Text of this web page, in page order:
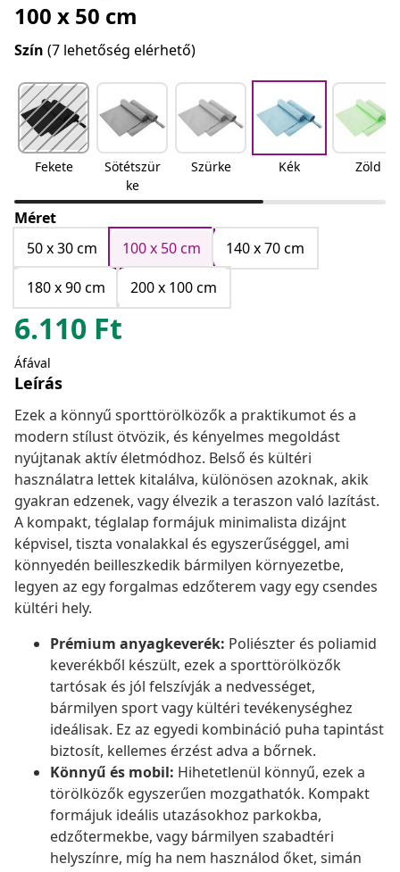
100 x 50 cm
Szín (7 lehetőség elérhető)
Fekete
Sötétszür
ke
Szürke Kék Zöld
Méret
50 x 30 cm
100 x 50 cm
140 x 70 cm
180 x 90 cm
200 x 100 cm
6.110 Ft
Áfával
Leírás
Ezek a könnyű sporttörölközők a praktikumot és a
modern stílust ötvözik, és kényelmes megoldást
nyújtanak aktív életmódhoz. Belső és kültéri
használatra lettek kitalálva, különösen azoknak, akik
gyakran edzenek, vagy élvezik a teraszon való lazítást.
A kompakt, téglalap formájuk minimalista dizájnt
képvisel, tiszta vonalakkal és egyszerűséggel, ami
könnyedén beilleszkedik bármilyen környezetbe,
legyen az egy forgalmas edzőterem vagy egy csendes
kültéri hely.
Prémium anyagkeverék: Poliészter és poliamid
keverékből készült, ezek a sporttörölközők
tartósak és jól felszívják a nedvességet,
bármilyen sport vagy kültéri tevékenységhez
ideálisak. Ez az egyedi kombináció puha tapintást
biztosít, kellemes érzést adva a bőrnek.
Könnyű és mobil: Hihetetlenül könnyű, ezek a
törölközők egyszerűen mozgathatók. Kompakt
formájuk ideális utazásokhoz parkokba,
edzőtermekbe, vagy bármilyen szabadtéri
helyszínre, míg ha nem használod őket, simán